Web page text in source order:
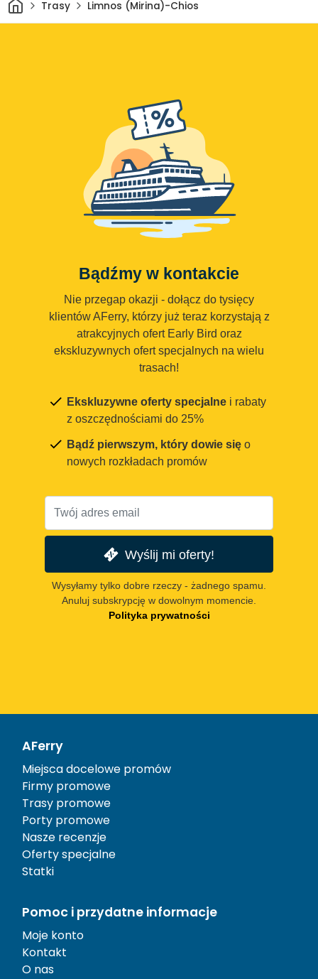
Trasy Limnos (Mirina)-Chios
Bądźmy w kontakcie
Nie przegap okazji - dołącz do tysięcy
klientów AFerry, którzy już teraz korzystają z
atrakcyjnych ofert Early Bird oraz
ekskluzywnych ofert specjalnych na wielu
trasach!
Ekskluzywne oferty specjalne i rabaty
z oszczędnościami do 25%
Bądź pierwszym, który dowie się o
nowych rozkładach promów
Wyślij mi oferty!
Wysyłamy tylko dobre rzeczy - żadnego spamu.
Anuluj subskrypcję w dowolnym momencie.
Polityka prywatności
AFerry
Miejsca docelowe promów
Firmy promowe
Trasy promowe
Porty promowe
Nasze recenzje
Oferty specjalne
Statki
Pomoc i przydatne informacje
Moje konto
Kontakt
O nas